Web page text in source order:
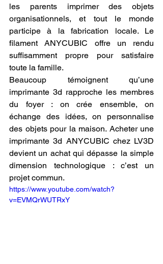
les parents imprimer des objets
organisationnels, et tout le monde
participe à la fabrication locale. Le
filament ANYCUBIC offre un rendu
suffisamment propre pour satisfaire
toute la famille.
Beaucoup témoignent qu’une
imprimante 3d rapproche les membres
du foyer : on crée ensemble, on
échange des idées, on personnalise
des objets pour la maison. Acheter une
imprimante 3d ANYCUBIC chez LV3D
devient un achat qui dépasse la simple
dimension technologique : c’est un
projet commun.
https://www.youtube.com/watch?
v=EVMQrWUTRxY